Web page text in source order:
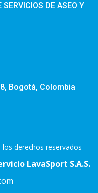
SERVICIOS DE ASEO Y
Bogotá, Colombia
derechos reservados
LavaSport S.A.S.